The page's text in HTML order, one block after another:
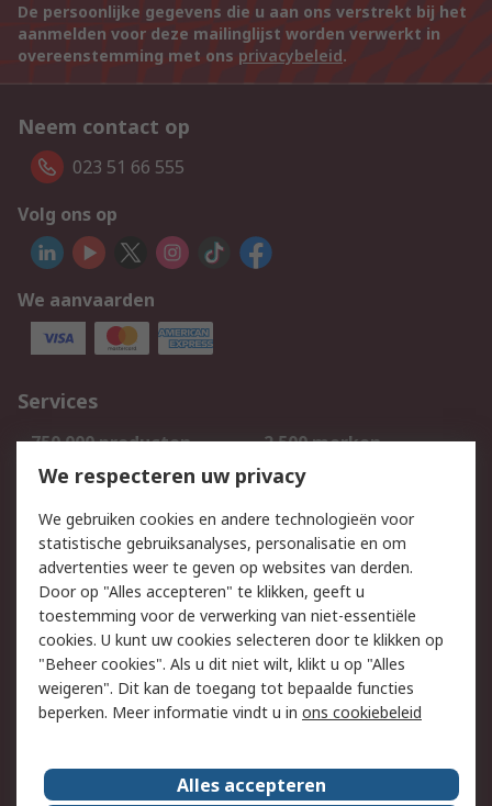
De persoonlijke gegevens die u aan ons verstrekt bij het
aanmelden voor deze mailinglijst worden verwerkt in
overeenstemming met ons privacybeleid.
Neem contact op
023 51 66 555
Volg ons op
We aanvaarden
Services
750.000 producten
2.500 merken
Bestellen
Inkoopoplossingen
Track & Trace
Wettelijk
Cookiebeleid
Email veiligheid
Privacybeleid
Websitevoorwaarden
Algemene
verkoopvoorwaarden
Over RS
We respecteren uw privacy
We gebruiken cookies en andere technologieën voor
statistische gebruiksanalyses, personalisatie en om
advertenties weer te geven op websites van derden.
Door op "Alles accepteren" te klikken, geeft u
toestemming voor de verwerking van niet-essentiële
cookies. U kunt uw cookies selecteren door te klikken op
"Beheer cookies". Als u dit niet wilt, klikt u op "Alles
weigeren". Dit kan de toegang tot bepaalde functies
beperken. Meer informatie vindt u in ons cookiebeleid
Alles accepteren